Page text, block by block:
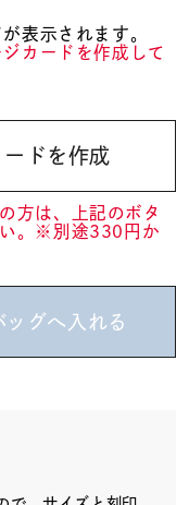
表示されます。
カードを作成して
ドを作成
方は、上記のボタ
い。※別途330円か
グへ入れる